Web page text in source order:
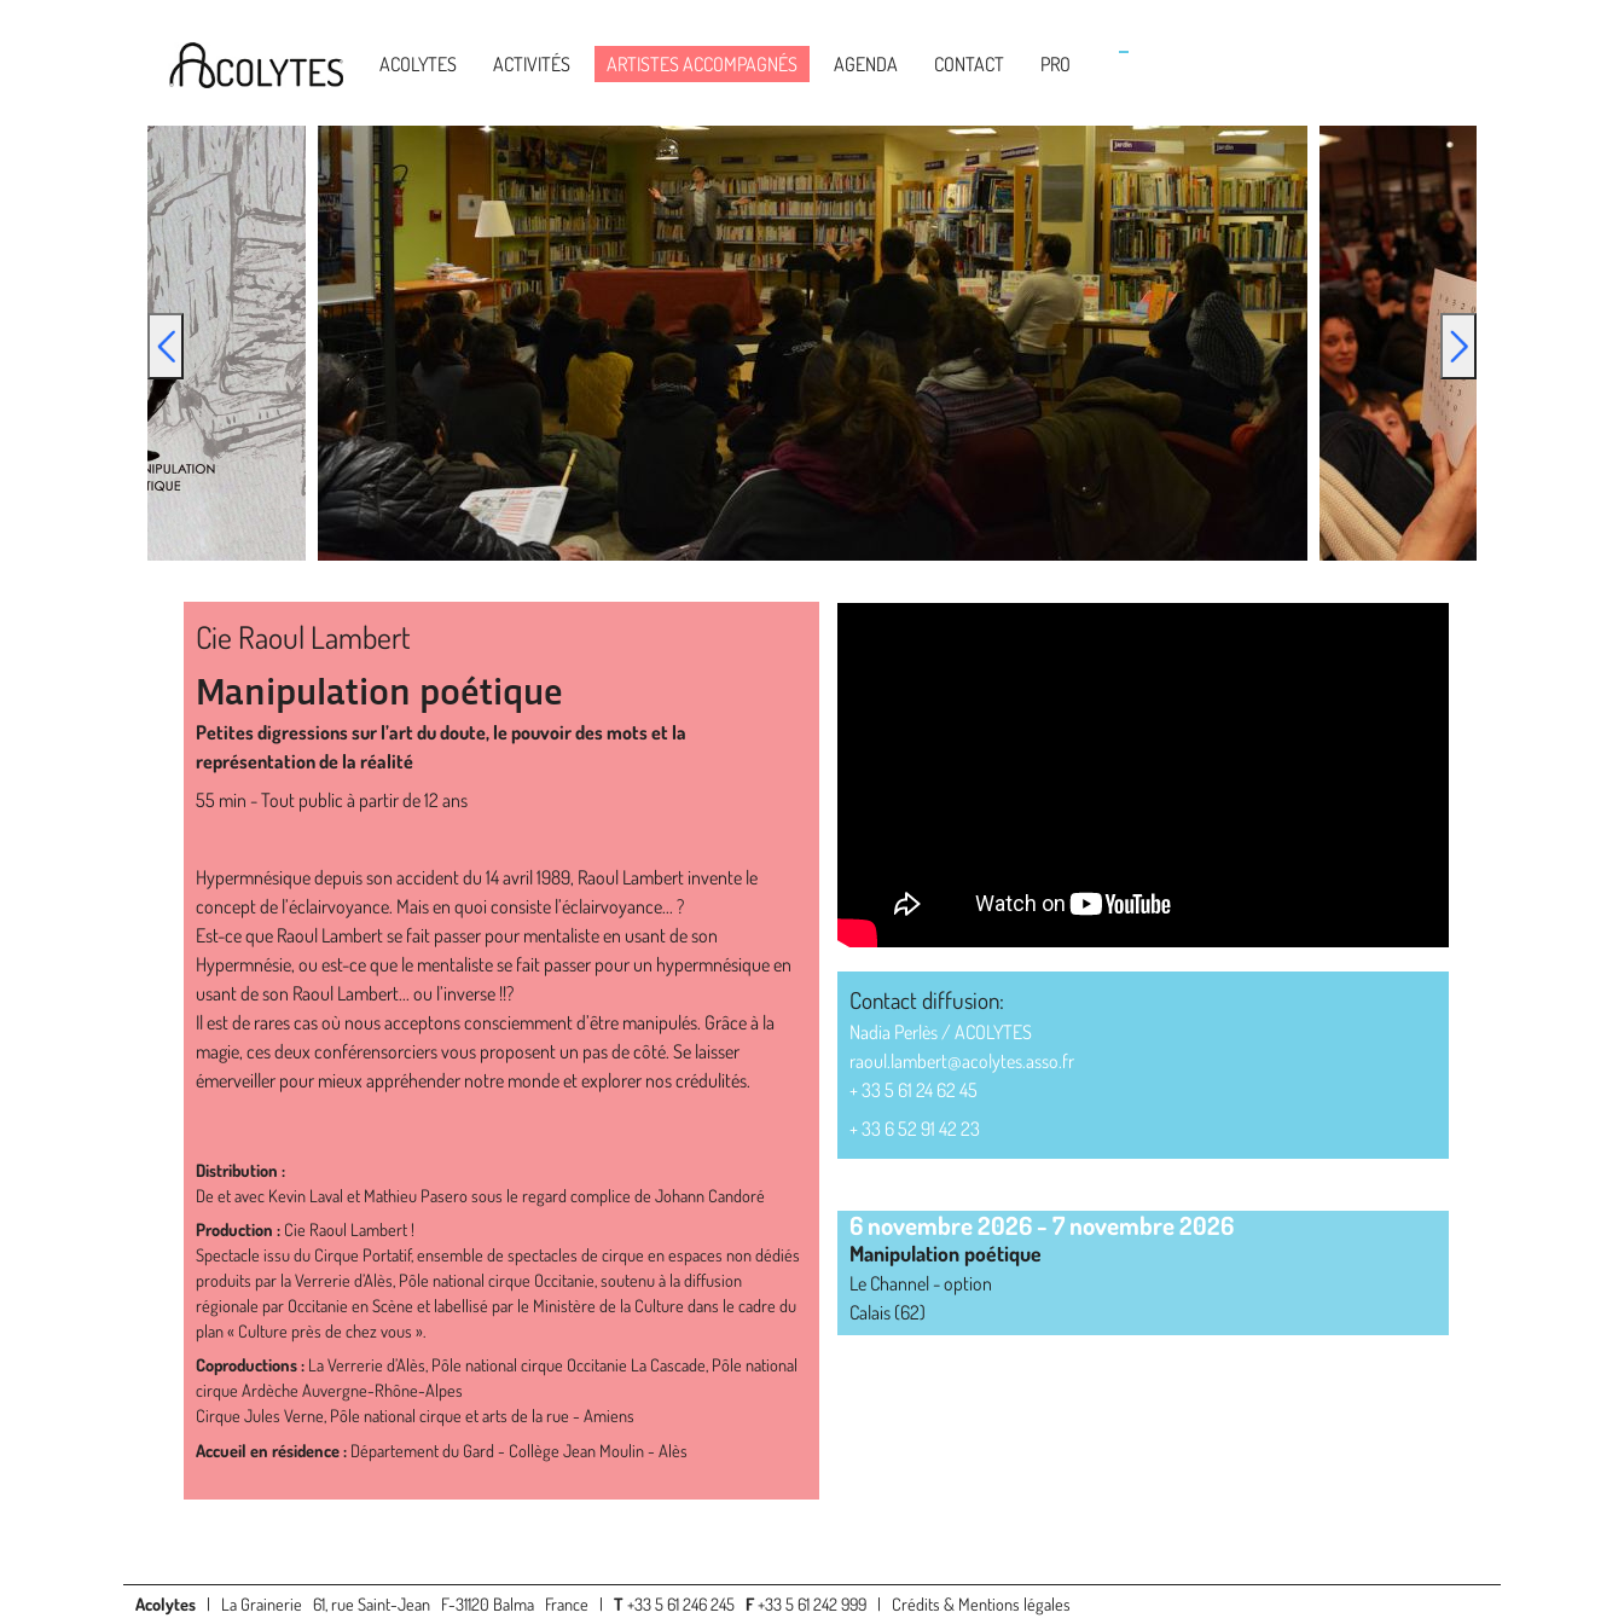
Acolytes ACOLYTES ACTIVITÉS ARTISTES ACCOMPAGNÉS AGENDA CONTACT PRO
Cie Raoul Lambert
Manipulation poétique
Petites digressions sur l’art du doute, le pouvoir des mots et la
représentation de la réalité
55 min - Tout public à partir de 12 ans
Hypermnésique depuis son accident du 14 avril 1989, Raoul Lambert invente le
concept de l’éclairvoyance. Mais en quoi consiste l’éclairvoyance... ?
Est-ce que Raoul Lambert se fait passer pour mentaliste en usant de son
Hypermnésie, ou est-ce que le mentaliste se fait passer pour un hypermnésique en
usant de son Raoul Lambert... ou l’inverse !!?
Il est de rares cas où nous acceptons consciemment d’être manipulés. Grâce à la
magie, ces deux conférensorciers vous proposent un pas de côté. Se laisser
émerveiller pour mieux appréhender notre monde et explorer nos crédulités.
Distribution :
De et avec Kevin Laval et Mathieu Pasero sous le regard complice de Johann Candoré
Production : Cie Raoul Lambert !
Spectacle issu du Cirque Portatif, ensemble de spectacles de cirque en espaces non dédiés
produits par la Verrerie d’Alès, Pôle national cirque Occitanie, soutenu à la diffusion
régionale par Occitanie en Scène et labellisé par le Ministère de la Culture dans le cadre du
plan « Culture près de chez vous ».
Coproductions : La Verrerie d’Alès, Pôle national cirque Occitanie La Cascade, Pôle national
cirque Ardèche Auvergne-Rhône-Alpes
Cirque Jules Verne, Pôle national cirque et arts de la rue - Amiens
Accueil en résidence : Département du Gard - Collège Jean Moulin - Alès
Contact diffusion:
Nadia Perlès / ACOLYTES
raoul.lambert@acolytes.asso.fr
+ 33 5 61 24 62 45
+ 33 6 52 91 42 23
6 novembre 2026-7 novembre 2026
Manipulation poétique
Le Channel - option
Calais (62)
Acolytes | La Grainerie 61, rue Saint-Jean F-31120 Balma France | T+33 5 61 246 245 F+33 5 61 242 999 | Crédits & Mentions légales